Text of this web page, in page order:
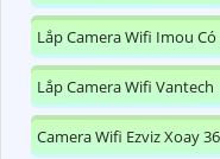
Lắp Camera Wifi Imou
Lắp Camera Wifi Vantech
Camera Wifi Ezviz Xoay